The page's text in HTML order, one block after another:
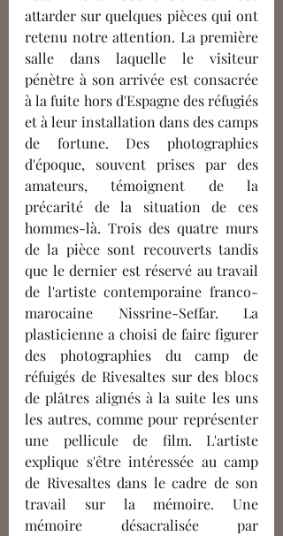
attarder sur quelques pièces qui ont
retenu notre attention. La première
salle dans laquelle le visiteur
pénètre à son arrivée est consacrée
à la fuite hors d'Espagne des réfugiés
et à leur installation dans des camps
de fortune. Des photographies
d'époque, souvent prises par des
amateurs, témoignent de la
précarité de la situation de ces
hommes-là. Trois des quatre murs
de la pièce sont recouverts tandis
que le dernier est réservé au travail
de l'artiste contemporaine franco-
marocaine Nissrine-Seffar. La
plasticienne a choisi de faire figurer
des photographies du camp de
réfuigés de Rivesaltes sur des blocs
de plâtres alignés à la suite les uns
les autres, comme pour représenter
une pellicule de film. L'artiste
explique s'être intéressée au camp
de Rivesaltes dans le cadre de son
travail sur la mémoire. Une
mémoire désacralisée par